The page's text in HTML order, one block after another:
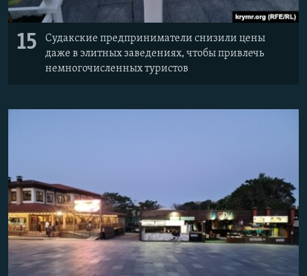
15
Судакские предприниматели снизили цены
даже в элитных заведениях, чтобы привлечь
немногочисленных туристов